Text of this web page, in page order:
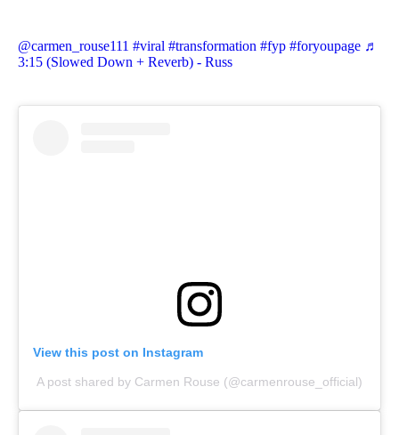
@carmen_rouse111 #viral #transformation #fyp #foryoupage ♬
3:15 (Slowed Down + Reverb) - Russ
View this post on Instagram
A post shared by Carmen Rouse (@carmenrouse_official)